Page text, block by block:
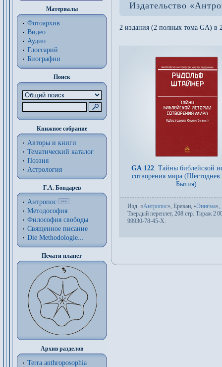
Материалы
Фотоархив
Видео
Аудио
Глоссарий
Биографии
Поиск
Книжное собрание
Авторы и книги
Тематический каталог
Поэзия
Астрология
Г.А. Бондарев
Антропос
Методософия
Философия cвободы
Священное писание
Die Methodologie...
Печати планет
Архив разделов
Terra anthroposophia
Издательство
2 издания (2 полных тома GA) в
GA 122. Тайны библейской
сотворения мира
Бытия)
Изд. «Антропос», Ереван, «Энигма»,
Твер­дый пе­ре­плет, 208 стр. Тираж 2
99930-78-45-X.